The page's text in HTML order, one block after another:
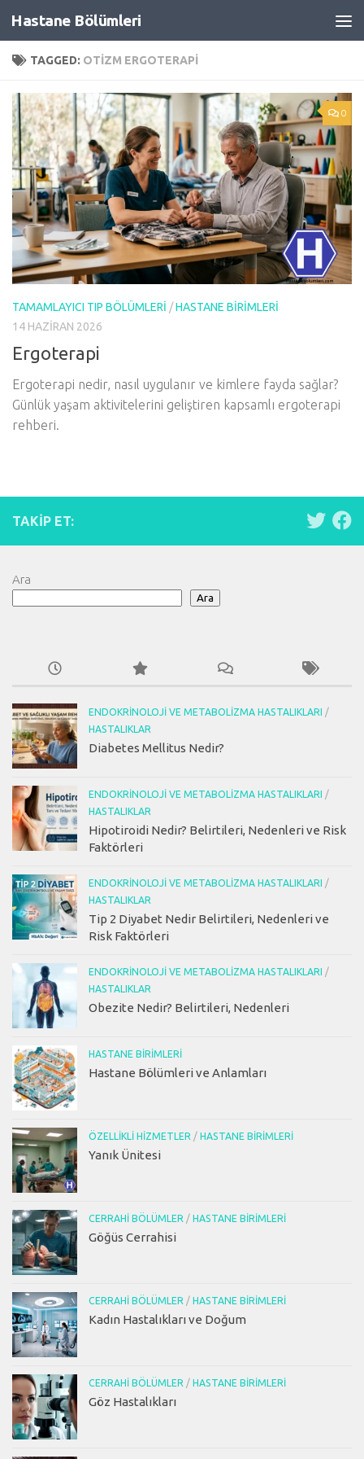
Skip to content
Hastane Bölümleri
TAGGED: OTIZM ERGOTERAPI
0
TAMAMLAYICI TIP BÖLÜMLERI /HASTANE BIRIMLERI
14 HAZIRAN 2026
Ergoterapi
Ergoterapi nedir, nasıl uygulanır ve kimlere fayda sağlar?
Günlük yaşam aktivitelerini geliştiren kapsamlı ergoterapi
rehberi.
TAKIP ET:
Ara
Ara
ENDOKRINOLOJI VE METABOLIZMA HASTALIKLARI
/
HASTALIKLAR
Diabetes Mellitus Nedir?
ENDOKRINOLOJI VE METABOLIZMA HASTALIKLARI
/
HASTALIKLAR
Hipotiroidi Nedir? Belirtileri, Nedenleri ve Risk
Faktörleri
ENDOKRINOLOJI VE METABOLIZMA HASTALIKLARI
/
HASTALIKLAR
Tip 2 Diyabet Nedir Belirtileri, Nedenleri ve
Risk Faktörleri
ENDOKRINOLOJI VE METABOLIZMA HASTALIKLARI
/
HASTALIKLAR
Obezite Nedir? Belirtileri, Nedenleri
HASTANE BIRIMLERI
Hastane Bölümleri ve Anlamları
ÖZELLIKLI HIZMETLER / HASTANE BIRIMLERI
Yanık Ünitesi
CERRAHI BÖLÜMLER / HASTANE BIRIMLERI
Göğüs Cerrahisi
CERRAHI BÖLÜMLER / HASTANE BIRIMLERI
Kadın Hastalıkları ve Doğum
CERRAHI BÖLÜMLER / HASTANE BIRIMLERI
Göz Hastalıkları